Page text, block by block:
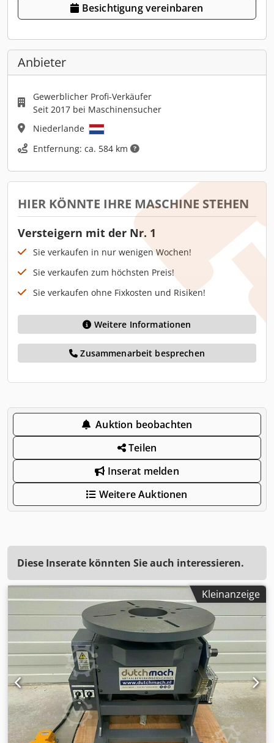
Besichtigung vereinbaren
Anbieter
Gewerblicher Profi-Verkäufer
Seit 2017 bei Maschinensucher
Niederlande
Entfernung: ca. 584 km
HIER KÖNNTE IHRE MASCHINE STEHEN
Versteigern mit der Nr. 1
Sie verkaufen in nur wenigen Wochen!
Sie verkaufen zum höchsten Preis!
Sie verkaufen ohne Fixkosten und Risiken!
Weitere Informationen
Zusammenarbeit besprechen
Auktion beobachten
Teilen
Inserat melden
Weitere Auktionen
Diese Inserate könnten Sie auch interessieren.
Kleinanzeige